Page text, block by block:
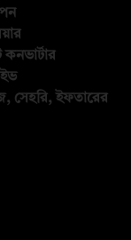
কনভার্টার
সেহরি, ইফতারের